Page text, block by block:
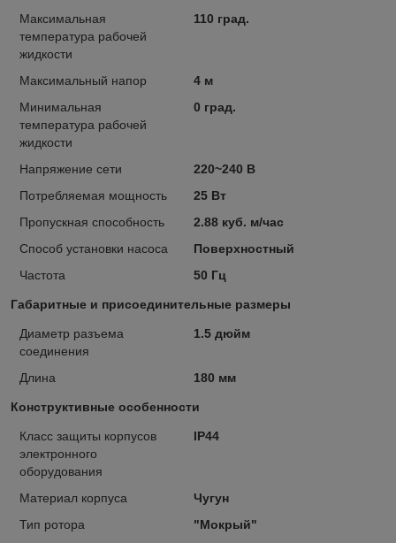
Максимальная
температура рабочей
жидкости
110 град.
Максимальный напор
4 м
Минимальная
температура рабочей
жидкости
0 град.
Напряжение сети
220~240 В
Потребляемая мощность
25 Вт
Пропускная способность
2.88 куб. м/час
Способ установки насоса
Поверхностный
Частота
50 Гц
Габаритные и присоединительные размеры
Диаметр разъема
соединения
1.5 дюйм
Длина 180 мм
Конструктивные особенности
Класс защиты корпусов
электронного
оборудования
IP44
Материал корпуса
Чугун
Тип ротора
"Мокрый"